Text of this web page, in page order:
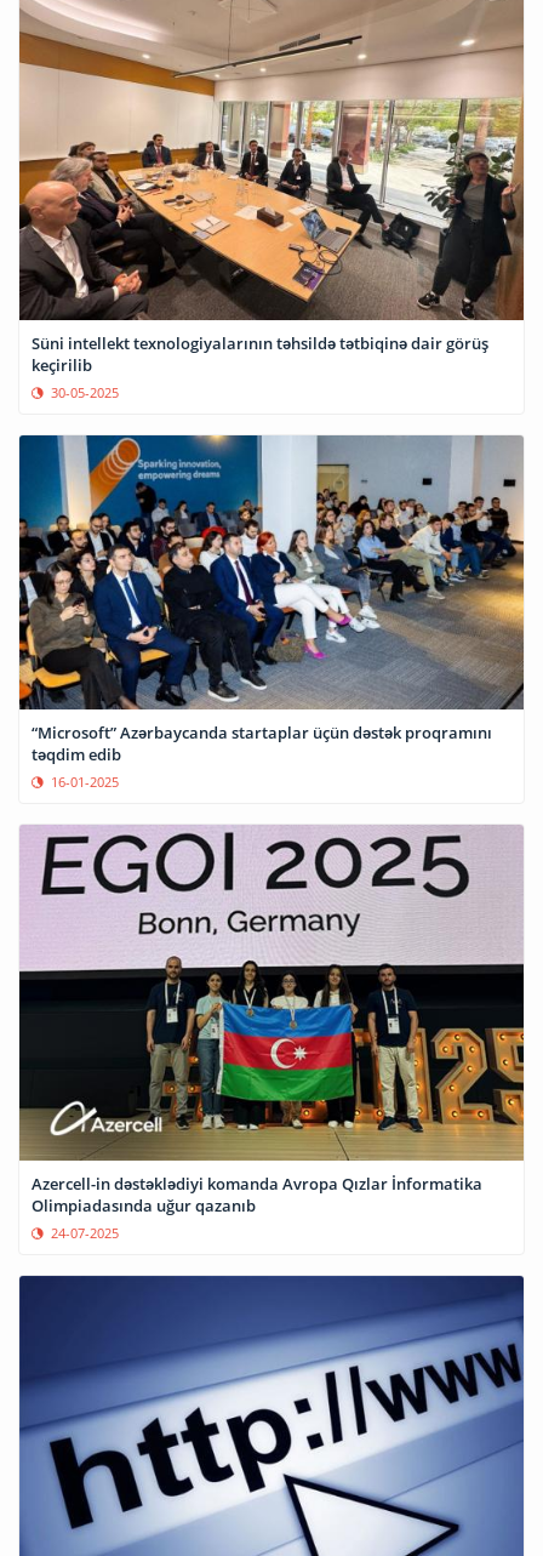
Süni intellekt texnologiyalarının təhsildə tətbiqinə dair görüş
keçirilib
30-05-2025
“Microsoft” Azərbaycanda startaplar üçün dəstək proqramını
təqdim edib
16-01-2025
Azercell-in dəstəklədiyi komanda Avropa Qızlar İnformatika
Olimpiadasında uğur qazanıb
24-07-2025